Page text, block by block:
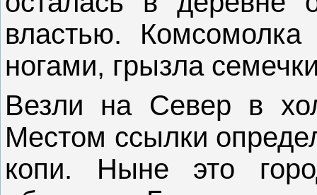
властью.
ногами, грызла
Везли на Север в
Местом ссылки
копи. Ныне это